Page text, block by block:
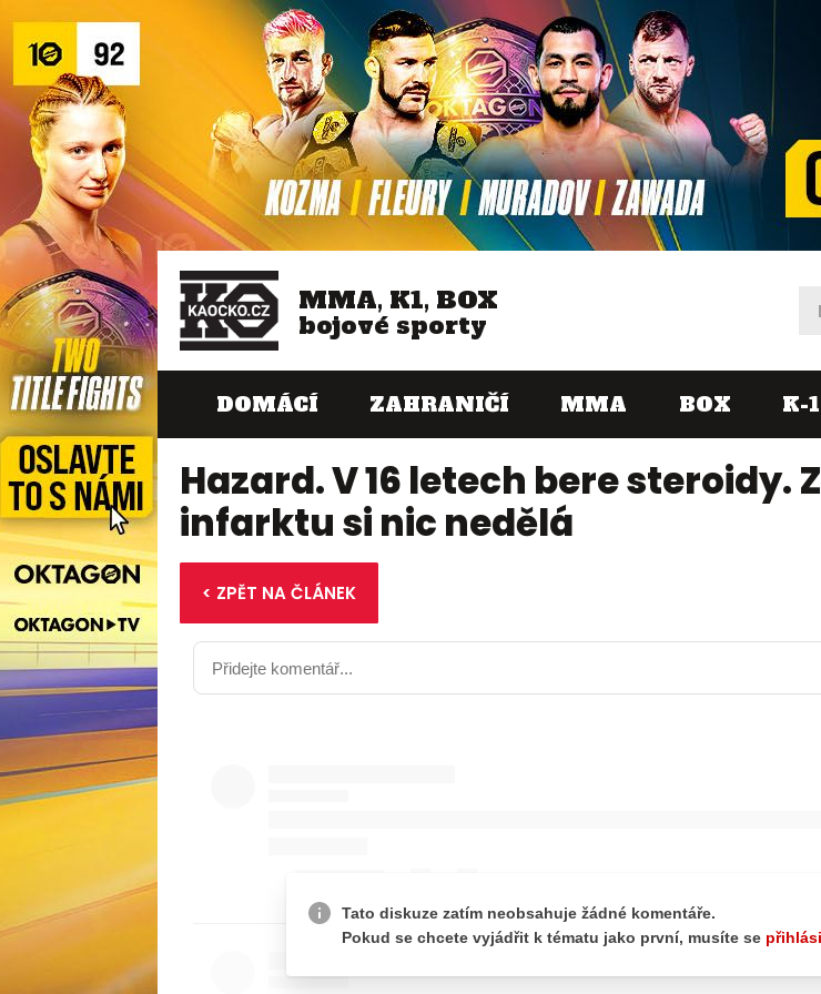
MMA, K1, BOX
bojové sporty
DOMÁCÍ ZAHRANIČÍ MMA BOX K-1
Hazard. V 16 letech bere steroidy. Z
infarktu si nic nedělá
< ZPĚT NA ČLÁNEK